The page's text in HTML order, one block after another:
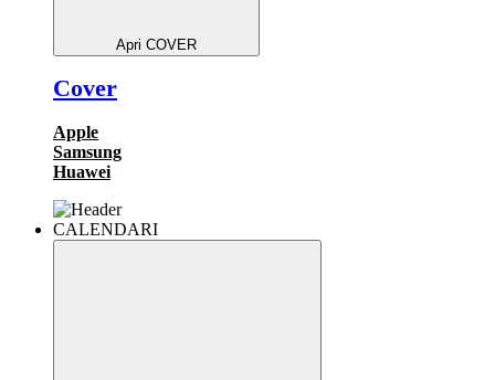
Apri COVER
Cover
Apple
Samsung
Huawei
CALENDARI